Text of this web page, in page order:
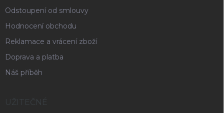
Odstoupení od smlouvy
Hodnocení obchodu
Reklamace a vrácení zboží
Doprava a platba
Náš příběh
UŽITEČNÉ